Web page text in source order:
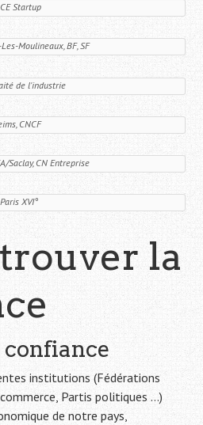
Startup
Moulineaux, BF, SF
de l'industrie
CNCF
Saclay, CN Entreprise
XVI°
la
institutions (Fédérations
Partis politiques …)
de notre pays,